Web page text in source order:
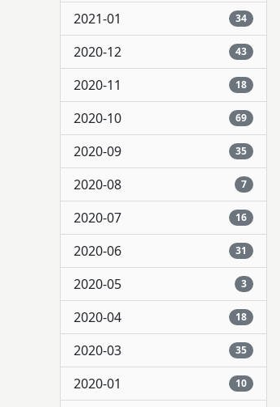
2021-01 34
2020-12 43
2020-11 18
2020-10 69
2020-09 35
2020-08 7
2020-07 16
2020-06 31
2020-05 3
2020-04 18
2020-03 35
2020-01 10